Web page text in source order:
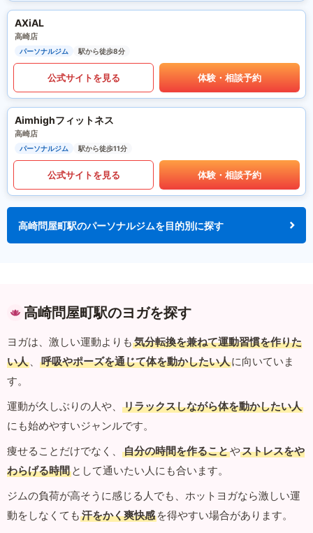
AXiAL
高崎店
パーソナルジム 駅から徒歩8分
公式サイトを見る 体験・相談予約
Aimhighフィットネス
高崎店
パーソナルジム 駅から徒歩11分
公式サイトを見る 体験・相談予約
高崎問屋町駅のパーソナルジムを目的別に探す
高崎問屋町駅のヨガを探す
ヨガは、激しい運動よりも 気分転換を兼ねて運動習慣を作りた
い人 、 呼吸やポーズを通じて体を動かしたい人に向いていま
す。
運動が久しぶりの人や、
リラックスしながら体を動かしたい人
にも始めやすいジャンルです。
痩せることだけでなく、
自分の時間を作ることやストレスをや
わらげる時間 として通いたい人にも合います。
ジムの負荷が高そうに感じる人でも、ホットヨガなら激しい運
動をしなくても 汗をかく爽快感 を得やすい場合があります。